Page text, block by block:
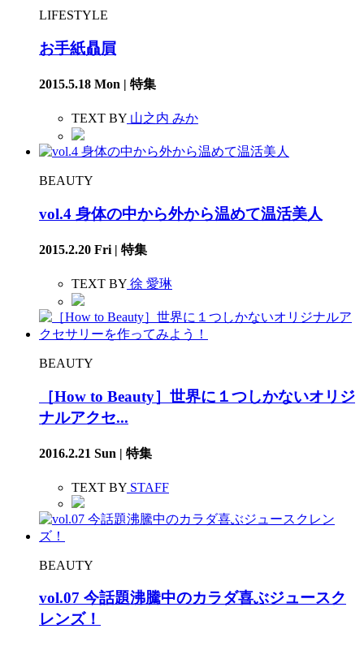
LIFESTYLE
お手紙贔屓
2015.5.18 Mon | 特集
TEXT BY 山之内 みか
BEAUTY
vol.4 身体の中から外から温めて温活美人
2015.2.20 Fri | 特集
TEXT BY 徐 愛琳
BEAUTY
［How to Beauty］世界に１つしかないオリジ
ナルアクセ...
2016.2.21 Sun | 特集
TEXT BY STAFF
BEAUTY
vol.07 今話題沸騰中のカラダ喜ぶジュースク
レンズ！